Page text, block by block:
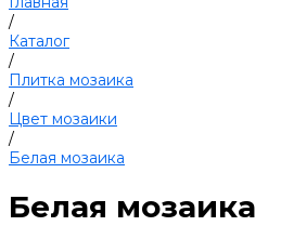
/
Каталог
/
Плитка мозаика
/
Цвет мозаики
/
Белая мозаика
Белая мозаика